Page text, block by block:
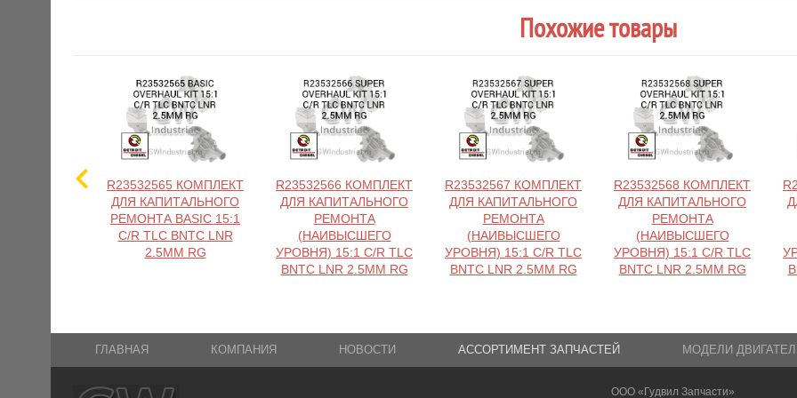
Похожие товары
R23532565 КОМПЛЕКТ
ДЛЯ КАПИТАЛЬНОГО
РЕМОНТА BASIC 15:1
C/R TLC BNTC LNR
2.5MM RG
R23532566 КОМПЛЕКТ
ДЛЯ КАПИТАЛЬНОГО
РЕМОНТА
(НАИВЫСШЕГО
УРОВНЯ) 15:1 C/R TLC
BNTC LNR 2.5MM RG
R23532567 КОМПЛЕКТ
ДЛЯ КАПИТАЛЬНОГО
РЕМОНТА
(НАИВЫСШЕГО
УРОВНЯ) 15:1 C/R TLC
BNTC LNR 2.5MM RG
R23532568 КОМПЛЕКТ
ДЛЯ КАПИТАЛЬНОГО
РЕМОНТА
(НАИВЫСШЕГО
УРОВНЯ) 15:1 C/R TLC
BNTC LNR 2.5MM RG
ГЛАВНАЯ КОМПАНИЯ НОВОСТИ АССОРТИМЕНТ ЗАПЧАСТЕЙ МОДЕЛИ
ООО «Гудвил Запчасти»